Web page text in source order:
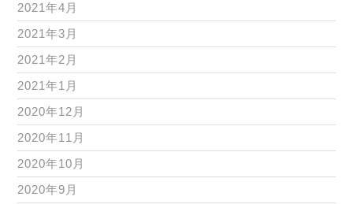
2021年4月
2021年3月
2021年2月
2021年1月
2020年12月
2020年11月
2020年10月
2020年9月